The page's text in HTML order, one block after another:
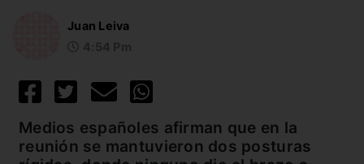
Juan Leiva
Medios españoles afirman que en la
reunión se mantuvieron dos posturas